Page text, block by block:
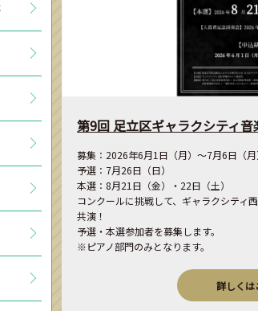
第9回 足立区ギャラクシティ音
募集：2026年6月1日（月）～7月6日（月
予選：7月26日（日）
本選：8月21日（金）・22日（土）
コンクールに挑戦して、ギャラクシティ
共演！
予選・本選参加者を募集します。
※ピアノ部門のみとなります。
詳しくは